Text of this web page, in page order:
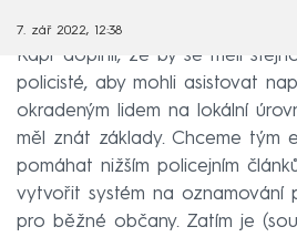
7. zář 2022, 12:38
Kapr doplnil, že by se měli
policisté, aby mohli asistovat
okradeným lidem na lokální
měl znát základy. Chceme tým
pomáhat nižším policejním
vytvořit systém na oznamování
pro běžné občany. Zatím je